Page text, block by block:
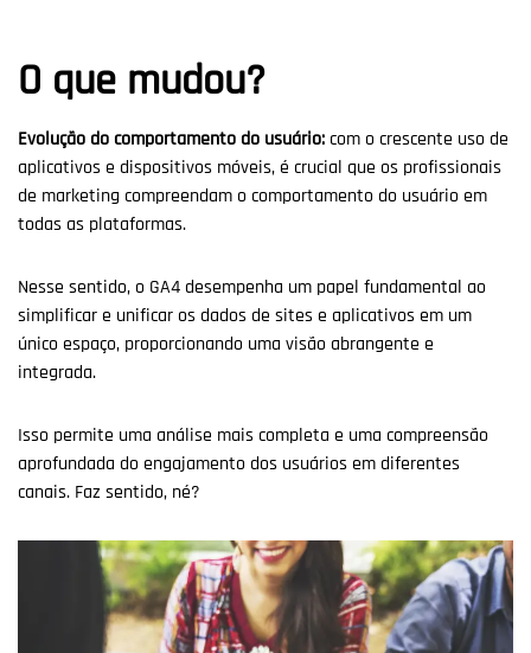
O que mudou?
Evolução do comportamento do usuário: com o crescente uso de
aplicativos e dispositivos móveis, é crucial que os profissionais
de marketing compreendam o comportamento do usuário em
todas as plataformas.
Nesse sentido, o GA4 desempenha um papel fundamental ao
simplificar e unificar os dados de sites e aplicativos em um
único espaço, proporcionando uma visão abrangente e
integrada.
Isso permite uma análise mais completa e uma compreensão
aprofundada do engajamento dos usuários em diferentes
canais. Faz sentido, né?